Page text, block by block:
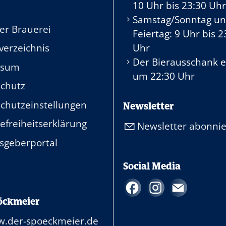
Brauerei
spoeckmeier.de
10 Uhr bis 23:30 Uhr
Samstag/Sonntag
Feiertag: 9 Uhr bis
Uhr
Der Bierausschank
um 22:30 Uhr
Newsletter
Newsletter
Social Media